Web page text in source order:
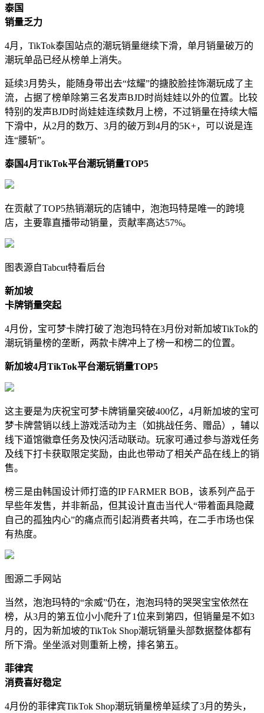
泰国
销量乏力
4月，TikTok泰国站点的潮玩销量继续下滑，单月销量破万的
潮玩单品已经从榜单上消失。
延续3月势头，能随身带出去“炫耀”的搪胶脸挂饰潮玩成了主
流，占据了榜单除第三名发声BJD时尚娃娃以外的位置。比较
特别的发声BJD时尚娃娃连续数月上榜，不过销量在持续大幅
下滑中，从2月的数万、3月的破万到4月的5K+，可以说是连
连“腰斩”。
泰国4月 TikTok平台潮玩销量TOP5
在贡献了TOP5热销潮玩的店铺中，泡泡玛特是唯一的跨境
店，主要靠直播带动销量，贡献率高达57%。
图表源自Tabcut特看后台
新加坡
卡牌销量突起
4月份，宝可梦卡牌打破了泡泡玛特在3月份对新加坡TikTok的
潮玩销量榜的垄断，两款卡牌冲上了榜一和榜二的位置。
新加坡4月 TikTok平台潮玩销量TOP5
这主要是为庆祝宝可梦卡牌销量突破400亿，4月新加坡的宝可
梦卡牌营销以线上游戏活动为主（如挑战任务、赠品），辅以
线下道馆徽章任务及快闪活动联动。玩家可通过参与游戏任务
及线下打卡获取限定奖励，由此也带动了相关产品在线上的销
售。
榜三是由韩国设计师打造的IP FARMER BOB，该系列产品于
早些年发售，并非新品，但其设计直击当代人“带着面具隐藏
自己的孤独内心”的痛点而引起消费者共鸣，在二手市场也保
有热度。
图源二手网站
当然，泡泡玛特的“余威”仍在，泡泡玛特的哭哭宝宝依然在
榜，从3月的第五位小小爬升了1位来到第四，但销量是不如3
月的，因为新加坡的TikTok Shop潮玩销量头部数据整体都有
所下滑。坐坐派对则重新上榜，排名第五。
菲律宾
消费喜好稳定
4月份的菲律宾TikTok Shop潮玩销量榜单延续了3月的势头，